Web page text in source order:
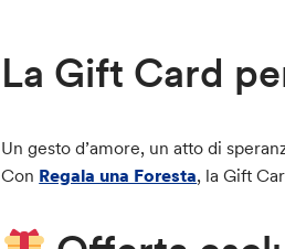
La Gift Card
Un gesto d’amore, un atto di
Con Regala una Foresta, la Gift